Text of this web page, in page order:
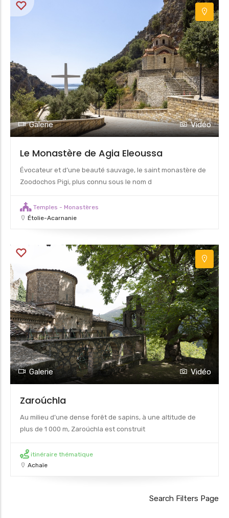
Galerie Vidéo
Le Monastère de Agia Eleoussa
Évocateur et d’une beauté sauvage, le saint monastère de
Zoodochos Pigi, plus connu sous le nom d
Temples - Monastères
Étolie-Acarnanie
Galerie Vidéo
Zaroúchla
Au milieu d’une dense forêt de sapins, à une altitude de
plus de 1 000 m, Zaroúchla est construit
itinéraire thématique
Achaïe
Search Filters Page